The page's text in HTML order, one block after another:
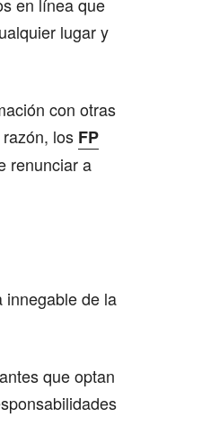
en línea que
lugar y
con otras
los FP
renunciar a
innegable de la
que optan